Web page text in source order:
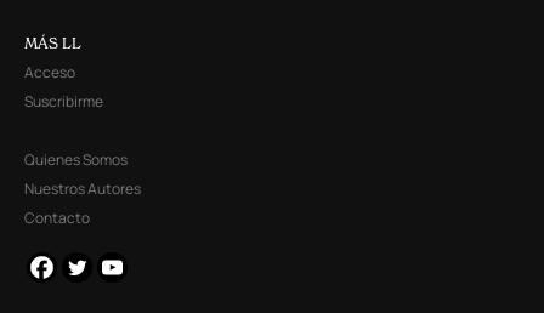
MÁS LL
Acceso
Suscribirme
Quienes Somos
Nuestros Autores
Contacto